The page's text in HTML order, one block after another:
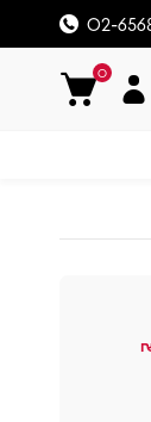
02-
0